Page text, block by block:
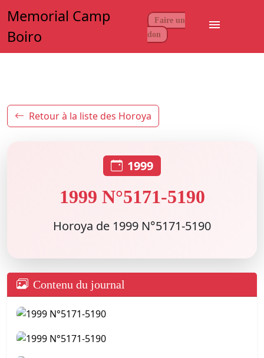
Memorial Camp
Boiro
Faire un
don
menu
Retour à la liste des Horoya
1999
1999 N°5171-5190
Horoya de 1999 N°5171-5190
Contenu du journal